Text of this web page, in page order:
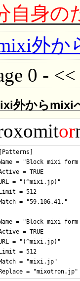
自身の
外か
0 -
外からmixi
or
[Patterns]
= "Block mixi
= TRUE
= "(^mixi.jp)"
= 512
= "59.106.41."
= "Block mixi
= TRUE
= "(^mixi.jp)"
= 512
= "mixi.jp"